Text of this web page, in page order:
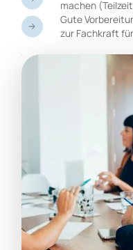
machen
Gute
zur Fachkraft